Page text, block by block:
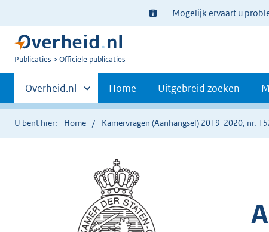
Ter
informatie:
Mogelijk ervaart u
U
Publicaties Officiële publicaties
Primaire
navigatie
Andere
sites
binnen
Overheid.nl Home Uitgebreid zoeken
U bent hier: Home Kamervragen (Aanhangsel) 2019-2020, nr.